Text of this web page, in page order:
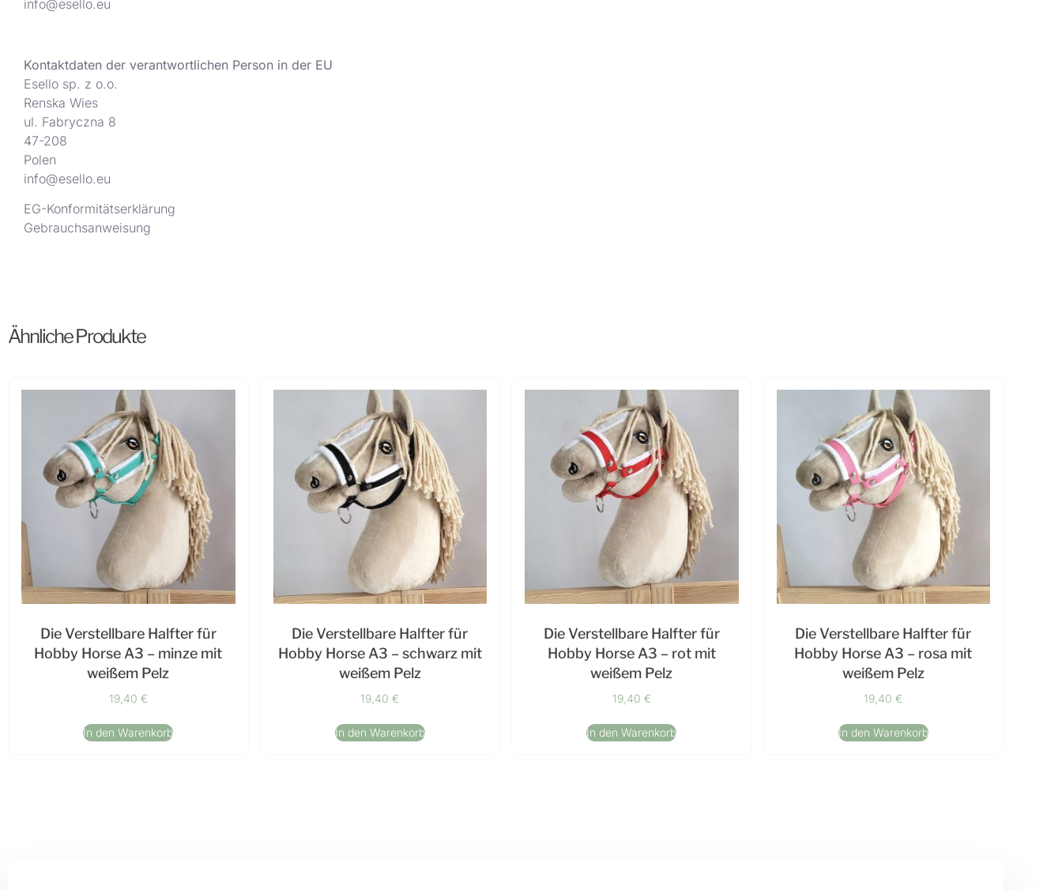
info@esello.eu
Kontaktdaten der verantwortlichen Person in der EU
Esello sp. z o.o.
Renska Wies
ul. Fabryczna 8
47-208
Polen
info@esello.eu
EG-Konformitätserklärung
Gebrauchsanweisung
Ähnliche Produkte
Die Verstellbare Halfter für
Hobby Horse A3 – minze mit
weißem Pelz
19,40 €
In den Warenkorb
Die Verstellbare Halfter für
Hobby Horse A3 – schwarz mit
weißem Pelz
19,40 €
In den Warenkorb
Die Verstellbare Halfter für
Hobby Horse A3 – rot mit
weißem Pelz
19,40 €
In den Warenkorb
Die Verstellbare Halfter für
Hobby Horse A3 – rosa mit
weißem Pelz
19,40 €
In den Warenkorb